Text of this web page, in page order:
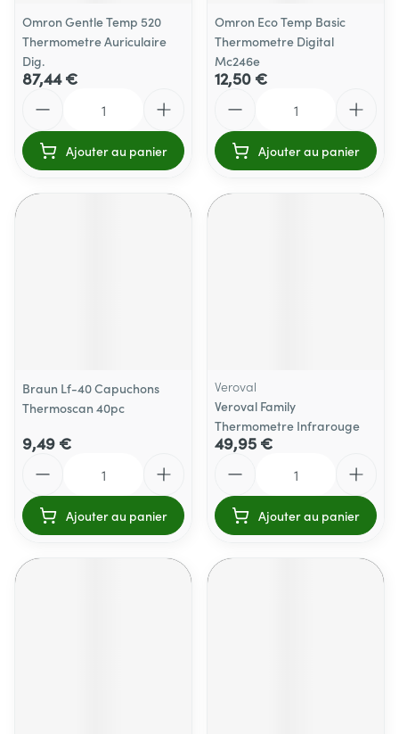
Omron Gentle Temp 520
Thermometre Auriculaire
Dig.
87,44 €
Ajouter au panier
Omron Eco Temp Basic
Thermometre Digital
Mc246e
12,50 €
Ajouter au panier
Braun Lf-40 Capuchons
Thermoscan 40pc
9,49 €
Ajouter au panier
Veroval
Veroval Family
Thermometre Infrarouge
49,95 €
Ajouter au panier